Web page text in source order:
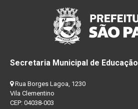
Secretaria Municipal de Educação
Rua Borges Lagoa, 1230
Vila Clementino
CEP: 04038-003